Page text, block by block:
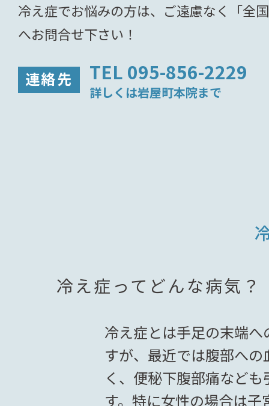
冷え症でお悩みの方は、ご遠慮なく「全
へお問合せ下さい！
連絡先 TEL 095-856-2229
詳しくは岩屋町本院まで
冷え症ってどんな病気？
冷え症とは手足の末端へ
すが、最近では腹部へ
く、便秘下腹部痛など
す。特に女性の場合は子